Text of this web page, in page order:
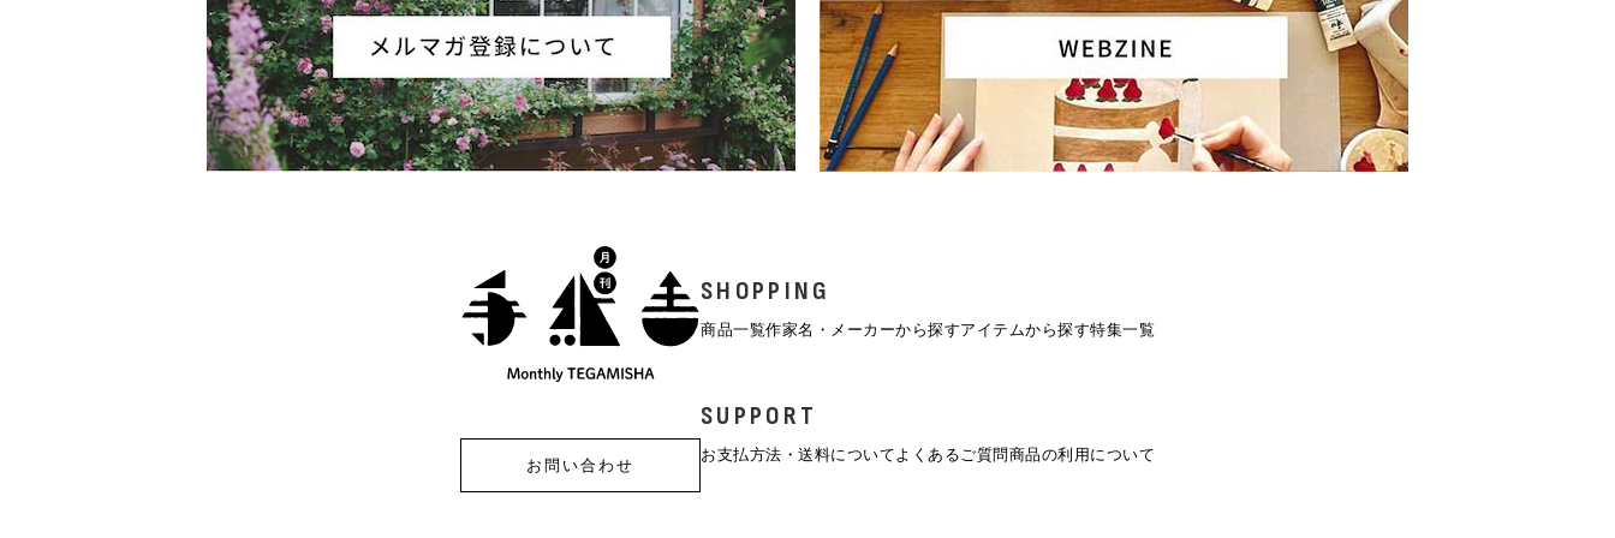
SHOPPING
商品一覧作家名・メーカーから探すアイテムから探す特集一覧
SUPPORT
お支払方法・送料について よくあるご質問商品の利用について
お問い合わせ